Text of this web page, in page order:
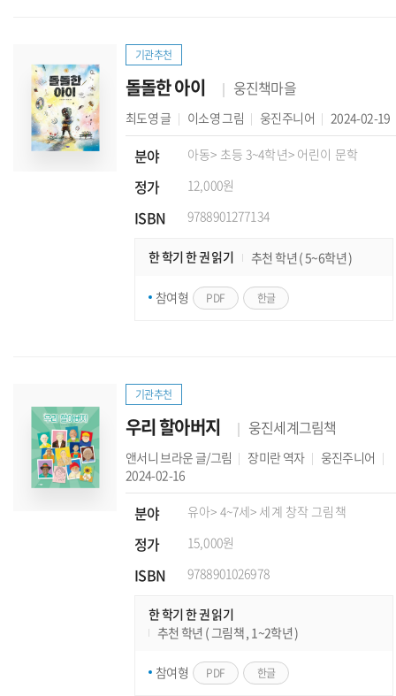
기관추천
돌돌한 아이 웅진책마을
최도영 글 이소영그림 웅진주니어 2024-02-19
분야 아동> 초등 3~4학년> 어린이 문학
정가 12,000원
ISBN 9788901277134
한 학기 한 권 읽기 추천 학년 ( 5~6학년 )
참여형 PDF 한글
기관추천
우리 할아버지 웅진세계그림책
앤서니 브라운 글/그림 장미란역자
웅진주니어
2024-02-16
분야 유아> 4~7세> 세계 창작 그림책
정가 15,000원
ISBN 9788901026978
한 학기 한 권 읽기
추천 학년 ( 그림책 , 1~2학년 )
참여형 PDF 한글